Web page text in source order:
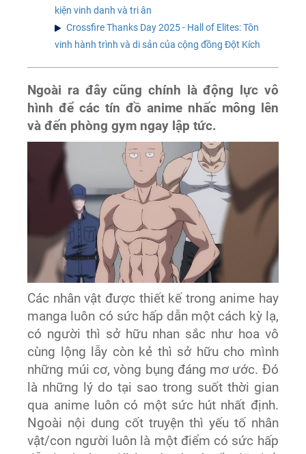
kiện vinh danh và tri ân
Crossfire Thanks Day 2025 - Hall of Elites: Tôn
vinh hành trình và di sản của cộng đồng Đột Kích
Ngoài ra đây cũng chính là động lực vô
hình để các tín đồ anime nhấc mông lên
và đến phòng gym ngay lập tức.
Các nhân vật được thiết kế trong anime hay
manga luôn có sức hấp dẫn một cách kỳ lạ,
có người thì sở hữu nhan sắc như hoa vô
cùng lộng lẫy còn kẻ thì sở hữu cho mình
những múi cơ, vòng bụng đáng mơ ước. Đó
là những lý do tại sao trong suốt thời gian
qua anime luôn có một sức hút nhất định.
Ngoài nội dung cốt truyện thì yếu tố nhân
vật/con người luôn là một điểm có sức hấp